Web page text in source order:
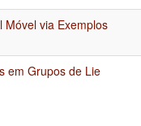
Móvel via Exemplos
em Grupos de Lie